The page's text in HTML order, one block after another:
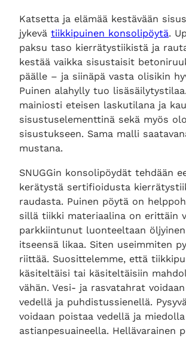
Katsetta ja elämää kestävään
jykevä tiikkipuinen konsolipöytä.
paksu taso kierrätystiikistä ja
kestää vaikka sisustaisit
päälle – ja siinäpä vasta olisikin
Puinen alahylly tuo
mainiosti eteisen laskutilana ja
sisustuselementtinä sekä myös
sisustukseen. Sama malli
mustana.
SNUGGin konsolipöydät tehdään
kerätystä sertifioidusta
raudasta. Puinen pöytä on
sillä tiikki materiaalina on erittäin
parkkiintunut luonteeltaan
itseensä likaa. Siten useimmiten
riittää. Suosittelemme, että
käsiteltäisi tai käsiteltäisiin
vähän. Vesi- ja rasvatahrat
vedellä ja puhdistussienellä.
voidaan poistaa vedellä ja miedolla
astianpesuaineella. Hellävarainen